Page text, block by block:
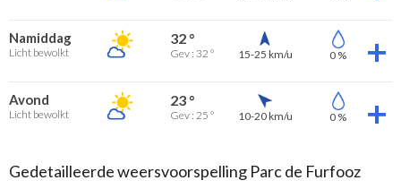
Namiddag
Licht bewolkt
32 °
Gev : 32 ° 15-25 km/u 0 %
Avond
Licht bewolkt
23 °
Gev : 25 ° 10-20 km/u 0 %
Gedetailleerde weersvoorspelling Parc de Furfooz